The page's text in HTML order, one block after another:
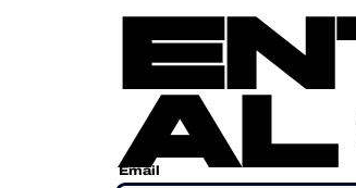
al
Email